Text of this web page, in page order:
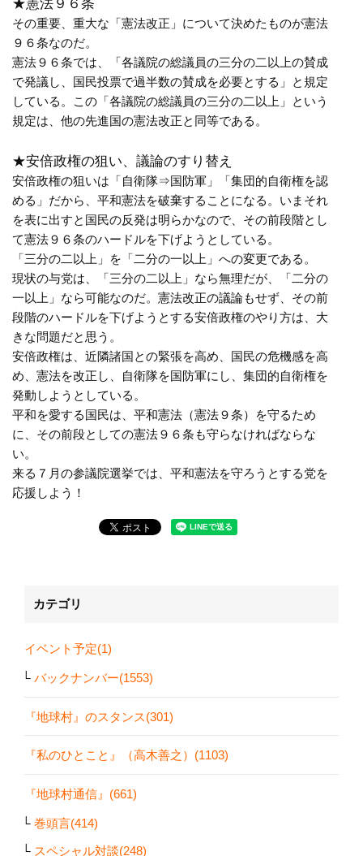
★憲法９６条
その重要、重大な「憲法改正」について決めたものが憲法
９６条なのだ。
憲法９６条では、「各議院の総議員の三分の二以上の賛成
で発議し、国民投票で過半数の賛成を必要とする」と規定
している。この「各議院の総議員の三分の二以上」という
規定は、他の先進国の憲法改正と同等である。
★安倍政権の狙い、議論のすり替え
安倍政権の狙いは「自衛隊⇒国防軍」「集団的自衛権を認
める」だから、平和憲法を破棄することになる。いまそれ
を表に出すと国民の反発は明らかなので、その前段階とし
て憲法９６条のハードルを下げようとしている。
「三分の二以上」を「二分の一以上」への変更である。
現状の与党は、「三分の二以上」なら無理だが、「二分の
一以上」なら可能なのだ。憲法改正の議論もせず、その前
段階のハードルを下げようとする安倍政権のやり方は、大
きな問題だと思う。
安倍政権は、近隣諸国との緊張を高め、国民の危機感を高
め、憲法を改正し、自衛隊を国防軍にし、集団的自衛権を
発動しようとしている。
平和を愛する国民は、平和憲法（憲法９条）を守るため
に、その前段としての憲法９６条も守らなければならな
い。
来る７月の参議院選挙では、平和憲法を守ろうとする党を
応援しよう！
カテゴリ
イベント予定(1)
バックナンバー(1553)
『地球村』のスタンス(301)
『私のひとこと』（高木善之）(1103)
『地球村通信』(661)
巻頭言(414)
スペシャル対談(248)